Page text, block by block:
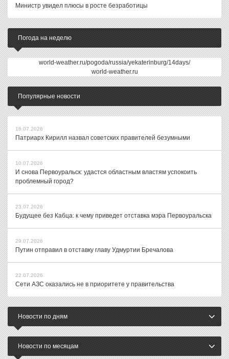
Министр увидел плюсы в росте безработицы
Погода на неделю
world-weather.ru/pogoda/russia/yekaterinburg/14days/
world-weather.ru
Популярные новости
16.07.2026
Патриарх Кирилл назвал советских правителей безумными
10.07.2026
И снова Первоуральск: удастся областным властям успокоить
проблемный город?
23.07.2026
Будущее без Кабца: к чему приведет отставка мэра Первоуральска
29.07.2026
Путин отправил в отставку главу Удмуртии Бречалова
22.07.2026
Сети АЗС оказались не в приоритете у правительства
Новости по дням
Новости по месяцам